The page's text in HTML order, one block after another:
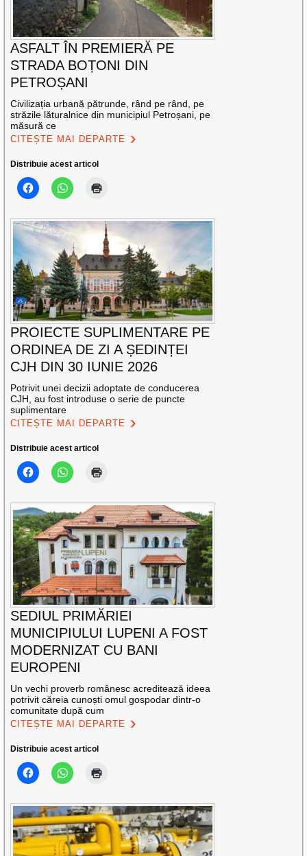
ASFALT ÎN PREMIERĂ PE
STRADA BOȚONI DIN
PETROȘANI
Civilizația urbană pătrunde, rând pe rând, pe
străzile lăturalnice din municipiul Petroșani, pe
măsură ce
CITEȘTE MAI DEPARTE
Distribuie acest articol
PROIECTE SUPLIMENTARE PE
ORDINEA DE ZI A ȘEDINȚEI
CJH DIN 30 IUNIE 2026
Potrivit unei decizii adoptate de conducerea
CJH, au fost introduse o serie de puncte
suplimentare
CITEȘTE MAI DEPARTE
Distribuie acest articol
SEDIUL PRIMĂRIEI
MUNICIPIULUI LUPENI A FOST
MODERNIZAT CU BANI
EUROPENI
Un vechi proverb românesc acreditează ideea
potrivit căreia cunoști omul gospodar dintr-o
comunitate după cum
CITEȘTE MAI DEPARTE
Distribuie acest articol